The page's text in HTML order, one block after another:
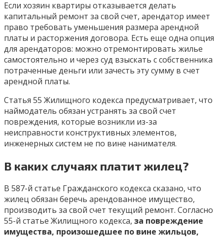
Если хозяин квартиры отказывается делать
капитальный ремонт за свой счет, арендатор имеет
право требовать уменьшения размера арендной
платы и расторжения договора. Есть еще одна опция
для арендаторов: можно отремонтировать жилье
самостоятельно и через суд взыскать с собственника
потраченные деньги или зачесть эту сумму в счет
арендной платы.
Статья 55 Жилищного кодекса предусматривает, что
наймодатель обязан устранять за свой счет
повреждения, которые возникли из-за
неисправности конструктивных элементов,
инженерных систем не по вине нанимателя.
В каких случаях платит жилец?
В 587-й статье Гражданского кодекса сказано, что
жилец обязан беречь арендованное имущество,
производить за свой счет текущий ремонт. Согласно
55-й статье Жилищного кодекса, за повреждение
имущества, произошедшее по вине жильцов,